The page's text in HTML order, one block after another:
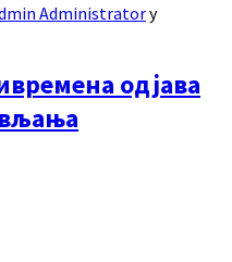
Administratorу
одјава